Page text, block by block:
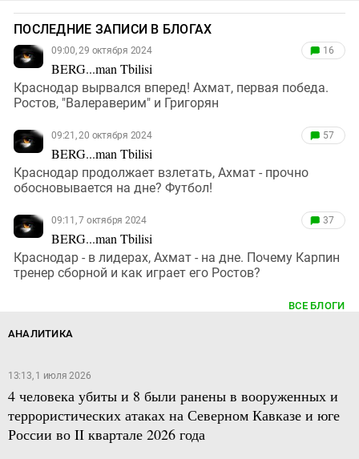
ПОСЛЕДНИЕ ЗАПИСИ В БЛОГАХ
09:00, 29 октября 2024
BERG...man Tbilisi
16
Краснодар вырвался вперед! Ахмат, первая победа.
Ростов, "Валераверим" и Григорян
09:21, 20 октября 2024
BERG...man Tbilisi
57
Краснодар продолжает взлетать, Ахмат - прочно
обосновывается на дне? Футбол!
09:11, 7 октября 2024
BERG...man Tbilisi
37
Краснодар - в лидерах, Ахмат - на дне. Почему Карпин
тренер сборной и как играет его Ростов?
ВСЕ БЛОГИ
АНАЛИТИКА
13:13, 1 июля 2026
4 человека убиты и 8 были ранены в вооруженных и
террористических атаках на Северном Кавказе и юге
России во II квартале 2026 года